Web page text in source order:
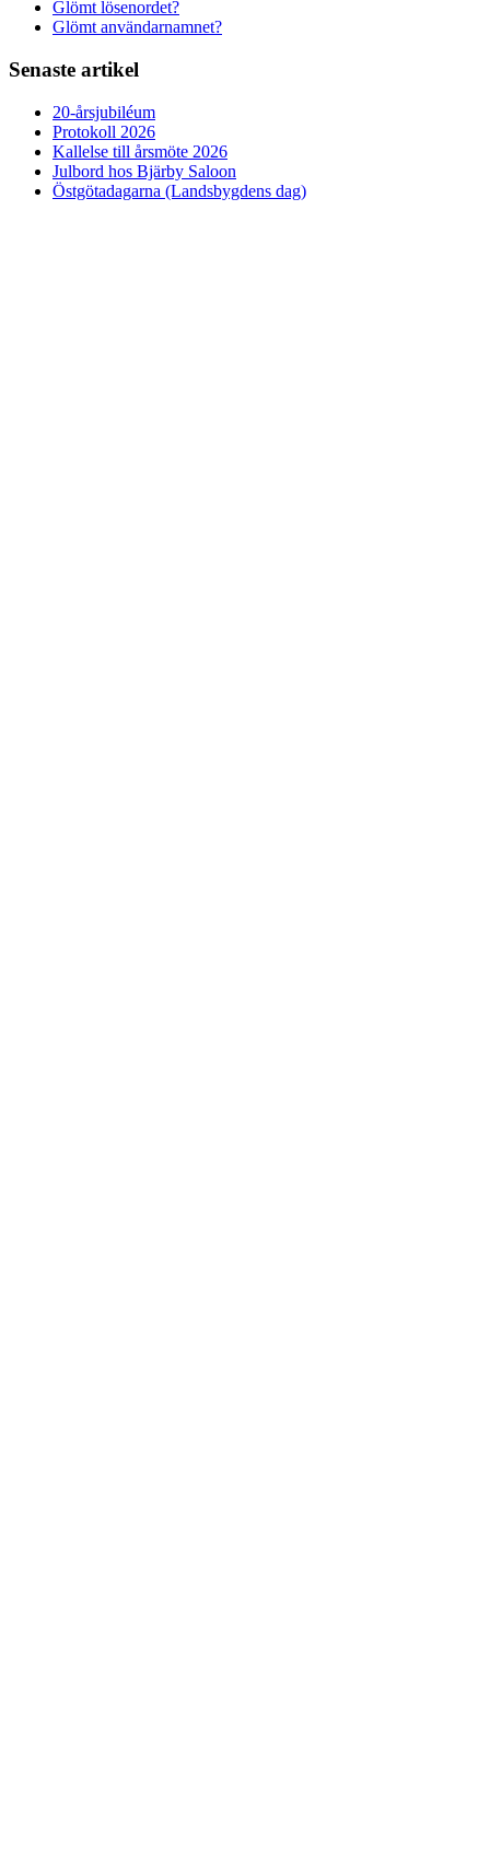
Glömt lösenordet?
Glömt användarnamnet?
Senaste artikel
20-årsjubiléum
Protokoll 2026
Kallelse till årsmöte 2026
Julbord hos Bjärby Saloon
Östgötadagarna (Landsbygdens dag)